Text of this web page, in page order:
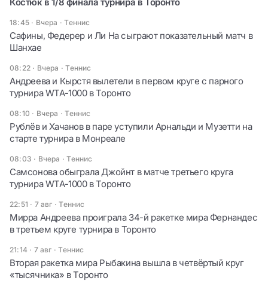
18:45 · Вчера ·Теннис
Сафины, Федерер и Ли На сыграют показательный матч в
Шанхае
08:22 · Вчера ·Теннис
Андреева и Кырстя вылетели в первом круге с парного
турнира WTA-1000 в Торонто
08:10 · Вчера ·Теннис
Рублёв и Хачанов в паре уступили Арнальди и Музетти на
старте турнира в Монреале
08:03 · Вчера ·Теннис
Самсонова обыграла Джойнт в матче третьего круга
турнира WTA-1000 в Торонто
22:51 · 7 авг ·Теннис
Мирра Андреева проиграла 34-й ракетке мира Фернандес
в третьем круге турнира в Торонто
21:14 · 7 авг ·Теннис
Вторая ракетка мира Рыбакина вышла в четвёртый круг
«тысячника» в Торонто